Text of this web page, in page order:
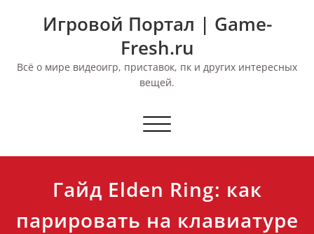
Игровой Портал | Game-
Fresh.ru
Всё о мире видеоигр, приставок, пк и других интересных
вещей.
Переключить
Гайд Elden Ring: как
парировать на клавиатуре